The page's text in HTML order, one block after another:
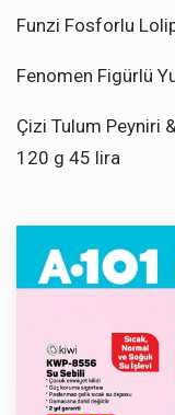
Funzi Fosforlu
Fenomen Figürlü
Çizi Tulum Peyniri
120 g 45 lira